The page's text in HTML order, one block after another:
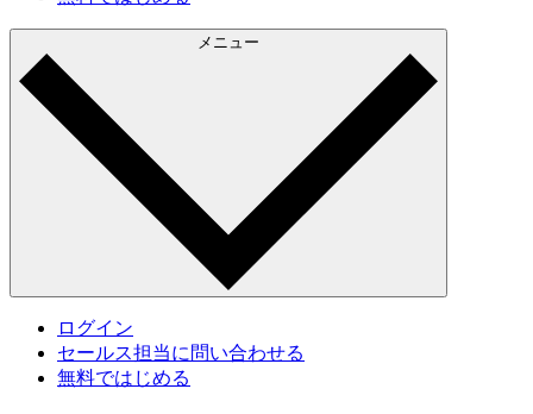
メニュー
ログイン
セールス担当に問い合わせる
無料ではじめる